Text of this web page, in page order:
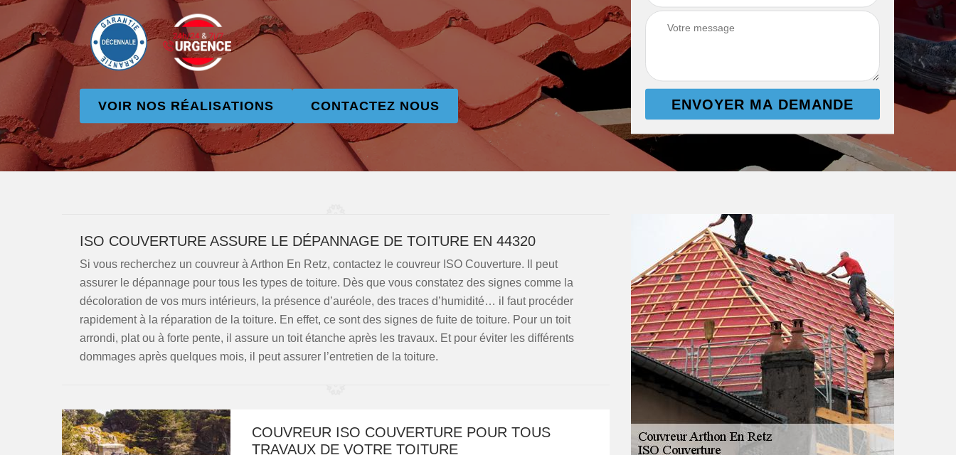
VOIR NOS RÉALISATIONS CONTACTEZ NOUS
ISO COUVERTURE ASSURE LE DÉPANNAGE DE TOITURE EN 44320
Si vous recherchez un couvreur à Arthon En Retz, contactez le couvreur ISO Couverture. Il peut
assurer le dépannage pour tous les types de toiture. Dès que vous constatez des signes comme la
décoloration de vos murs intérieurs, la présence d’auréole, des traces d’humidité… il faut procéder
rapidement à la réparation de la toiture. En effet, ce sont des signes de fuite de toiture. Pour un toit
arrondi, plat ou à forte pente, il assure un toit étanche après les travaux. Et pour éviter les différents
dommages après quelques mois, il peut assurer l’entretien de la toiture.
COUVREUR ISO COUVERTURE POUR TOUS
TRAVAUX DE VOTRE TOITURE